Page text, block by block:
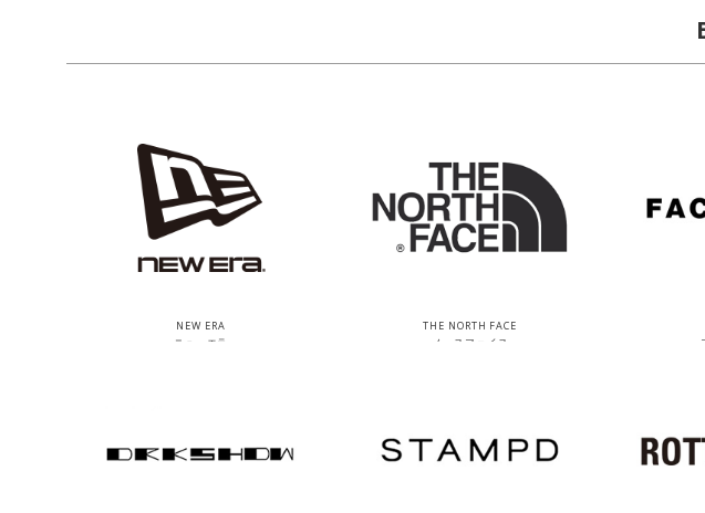
NEW ERA
ニューエラ
THE NORTH FACE
ノースフェイス